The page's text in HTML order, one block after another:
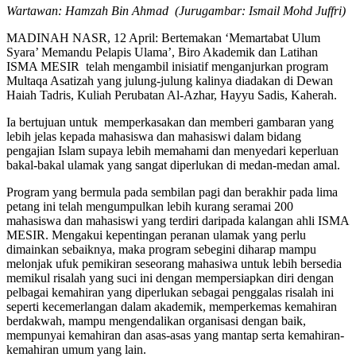
Wartawan: Hamzah Bin Ahmad (Jurugambar: Ismail Mohd Juffri)
MADINAH NASR, 12 April: Bertemakan ‘Memartabat Ulum
Syara’ Memandu Pelapis Ulama’, Biro Akademik dan Latihan
ISMA MESIR telah mengambil inisiatif menganjurkan program
Multaqa Asatizah yang julung-julung kalinya diadakan di Dewan
Haiah Tadris, Kuliah Perubatan Al-Azhar, Hayyu Sadis, Kaherah.
Ia bertujuan untuk memperkasakan dan memberi gambaran yang
lebih jelas kepada mahasiswa dan mahasiswi dalam bidang
pengajian Islam supaya lebih memahami dan menyedari keperluan
bakal-bakal ulamak yang sangat diperlukan di medan-medan amal.
Program yang bermula pada sembilan pagi dan berakhir pada lima
petang ini telah mengumpulkan lebih kurang seramai 200
mahasiswa dan mahasiswi yang terdiri daripada kalangan ahli ISMA
MESIR. Mengakui kepentingan peranan ulamak yang perlu
dimainkan sebaiknya, maka program sebegini diharap mampu
melonjak ufuk pemikiran seseorang mahasiwa untuk lebih bersedia
memikul risalah yang suci ini dengan mempersiapkan diri dengan
pelbagai kemahiran yang diperlukan sebagai penggalas risalah ini
seperti kecemerlangan dalam akademik, memperkemas kemahiran
berdakwah, mampu mengendalikan organisasi dengan baik,
mempunyai kemahiran dan asas-asas yang mantap serta kemahiran-
kemahiran umum yang lain.